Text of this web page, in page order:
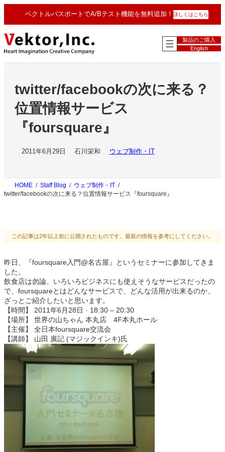
を
ス
キ
ッ
ベクトルパスポートでA/Bテスト機能を無料追加！ 詳しくはこちら
製品のご購入
English
twitter/facebookの次に来る？
位置情報サービス
『foursquare』
2011年6月29日 石川栄和 ウェブ制作・IT
HOME Staff Blog
ウェブ制作・IT
twitter/facebookの次に来る？位置情報サービス『foursquare』
この記事は2年以上前に公開されたものです。最新の情報を参考にしてください。
昨日、『foursquare入門@名古屋』というセミナーに参加してきま
した。
飲食店は勿論、いろいろビジネスにも使えそうなサービスだったの
で、foursquareとはどんなサービスで、どんな活用が出来るのか、
ざっとご紹介したいと思います。
【時間】 2011年6月28日 · 18:30 – 20:30
【場所】 世界の山ちゃん 本丸店 4F本丸ホール
【主催】 全日本foursquare交流会
【講師】 山田 廣記 (マジックインキ)氏